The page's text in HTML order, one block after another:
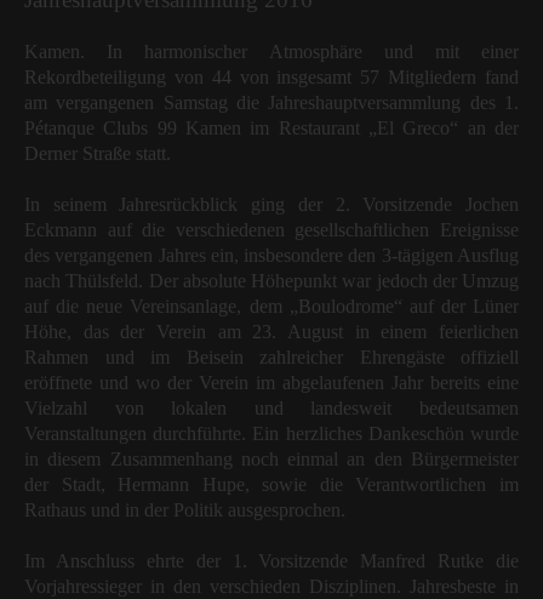
Kamen. In harmonischer Atmosphäre und mit einer
Rekordbeteiligung von 44 von insgesamt 57 Mitgliedern fand
am vergangenen Samstag die Jahreshauptversammlung des 1.
Pétanque Clubs 99 Kamen im Restaurant „El Greco“ an der
Derner Straße statt.
In seinem Jahresrückblick ging der 2. Vorsitzende Jochen
Eckmann auf die verschiedenen gesellschaftlichen Ereignisse
des vergangenen Jahres ein, insbesondere den 3-tägigen Ausflug
nach Thülsfeld. Der absolute Höhepunkt war jedoch der Umzug
auf die neue Vereinsanlage, dem „Boulodrome“ auf der Lüner
Höhe, das der Verein am 23. August in einem feierlichen
Rahmen und im Beisein zahlreicher Ehrengäste offiziell
eröffnete und wo der Verein im abgelaufenen Jahr bereits eine
Vielzahl von lokalen und landesweit bedeutsamen
Veranstaltungen durchführte. Ein herzliches Dankeschön wurde
in diesem Zusammenhang noch einmal an den Bürgermeister
der Stadt, Hermann Hupe, sowie die Verantwortlichen im
Rathaus und in der Politik ausgesprochen.
Im Anschluss ehrte der 1. Vorsitzende Manfred Rutke die
Vorjahressieger in den verschieden Disziplinen. Jahresbeste in